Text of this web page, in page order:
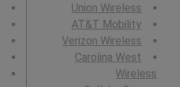
Union Wireless
AT&T Mobility
Verizon Wireless
Carolina West
Wireless